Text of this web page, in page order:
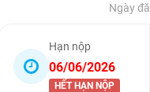
Ngày
Hạn nộp
06/06/2026
HẾT HẠN NỘP